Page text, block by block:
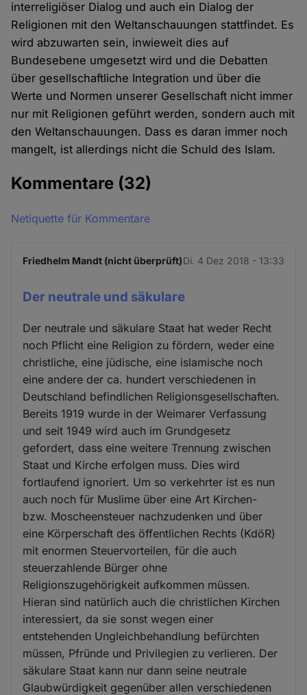
interreligiöser Dialog und auch ein Dialog der
Religionen mit den Weltanschauungen stattfindet. Es
wird abzuwarten sein, inwieweit dies auf
Bundesebene umgesetzt wird und die Debatten
über gesellschaftliche Integration und über die
Werte und Normen unserer Gesellschaft nicht immer
nur mit Religionen geführt werden, sondern auch mit
den Weltanschauungen. Dass es daran immer noch
mangelt, ist allerdings nicht die Schuld des Islam.
Kommentare (32)
Netiquette für Kommentare
Friedhelm Mandt (nicht überprüft)Di. 4 Dez 2018 - 13:33
Der neutrale und säkulare
Der neutrale und säkulare Staat hat weder Recht
noch Pflicht eine Religion zu fördern, weder eine
christliche, eine jüdische, eine islamische noch
eine andere der ca. hundert verschiedenen in
Deutschland befindlichen Religionsgesellschaften.
Bereits 1919 wurde in der Weimarer Verfassung
und seit 1949 wird auch im Grundgesetz
gefordert, dass eine weitere Trennung zwischen
Staat und Kirche erfolgen muss. Dies wird
fortlaufend ignoriert. Um so verkehrter ist es nun
auch noch für Muslime über eine Art Kirchen-
bzw. Moscheensteuer nachzudenken und über
eine Körperschaft des öffentlichen Rechts (KdöR)
mit enormen Steuervorteilen, für die auch
steuerzahlende Bürger ohne
Religionszugehörigkeit aufkommen müssen.
Hieran sind natürlich auch die christlichen Kirchen
interessiert, da sie sonst wegen einer
entstehenden Ungleichbehandlung befürchten
müssen, Pfründe und Privilegien zu verlieren. Der
säkulare Staat kann nur dann seine neutrale
Glaubwürdigkeit gegenüber allen verschiedenen